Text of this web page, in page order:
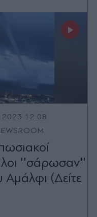
12:08
''σάρωσαν''
Αμάλφι (Δείτε